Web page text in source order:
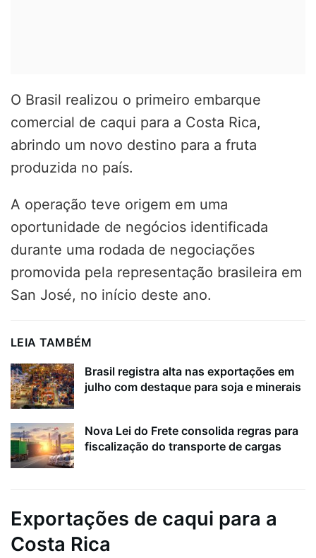
O Brasil realizou o primeiro embarque
comercial de caqui para a Costa Rica,
abrindo um novo destino para a fruta
produzida no país.
A operação teve origem em uma
oportunidade de negócios identificada
durante uma rodada de negociações
promovida pela representação brasileira em
San José, no início deste ano.
LEIA TAMBÉM
Brasil registra alta nas exportações em
julho com destaque para soja e minerais
Nova Lei do Frete consolida regras para
fiscalização do transporte de cargas
Exportações de caqui para a
Costa Rica